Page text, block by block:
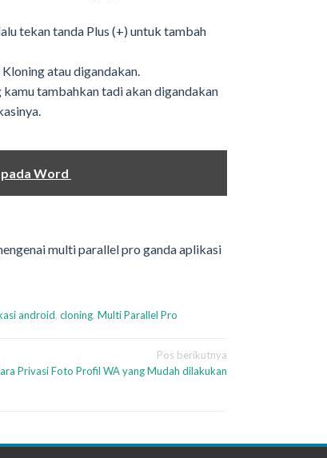
tekan tanda Plus (+) untuk tambah
atau digandakan.
tambahkan tadi akan digandakan
pada Word
multi parallel pro ganda aplikasi
android, cloning, Multi Parallel Pro
Pos berikutnya
Privasi Foto Profil WA yang Mudah dilakukan